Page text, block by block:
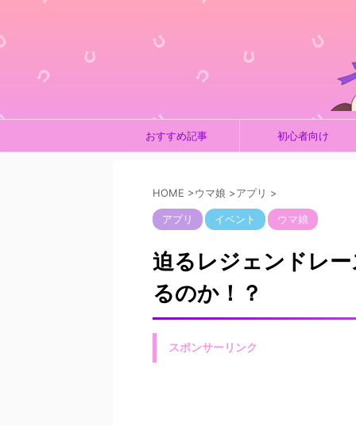
おすすめ記事 初心者向け
HOME >ウマ娘 >アプリ >
アプリ イベント ウマ娘
迫るレジェンドレ
るのか！？
スポンサーリンク